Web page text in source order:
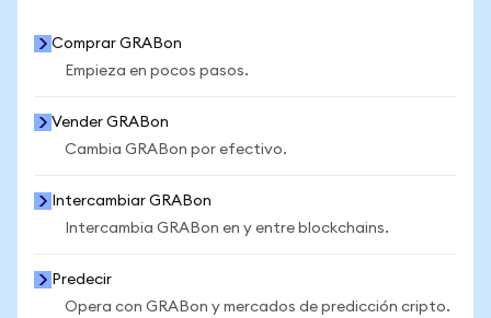
Comprar GRABon
Empieza en pocos pasos.
Vender GRABon
Cambia GRABon por efectivo.
Intercambiar GRABon
Intercambia GRABon en y entre blockchains.
Predecir
Opera con GRABon y mercados de predicción cripto.